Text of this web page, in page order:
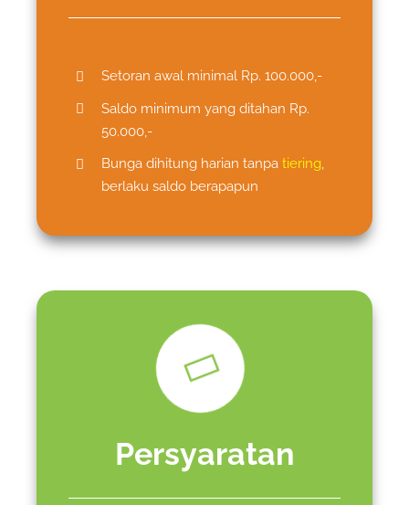
Setoran awal minimal Rp. 100.000,-
Saldo minimum yang ditahan Rp.
50.000,-
Bunga dihitung harian tanpa tiering,
berlaku saldo berapapun
Persyaratan